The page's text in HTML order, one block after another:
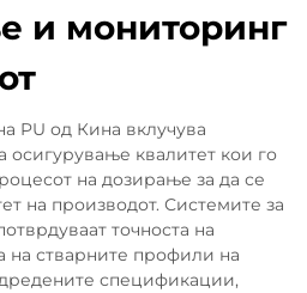
и мониторинг
PU од Кина вклучува
осигурување квалитет кои го
на дозирање за да се
на производот. Системите за
точноста на
на стварните профили на
спецификации,